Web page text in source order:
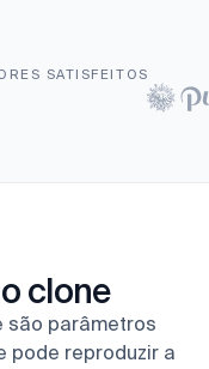
SATISFEITOS
clone
são parâmetros
pode reproduzir a